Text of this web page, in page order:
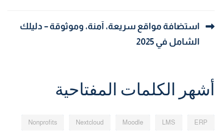
استضافة مواقع سريعة، آمنة، وموثوقة – دليلك
الشامل في 2025
أشهر الكلمات المفتاحية
ERP
LMS
Moodle
Nextcloud
Nonprofits